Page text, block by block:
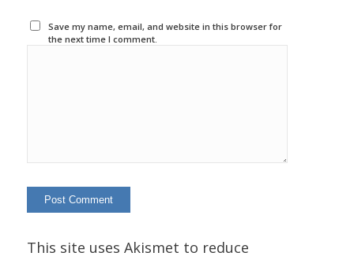
Save my name, email, and website in this browser for
the next time I comment.
This site uses Akismet to reduce